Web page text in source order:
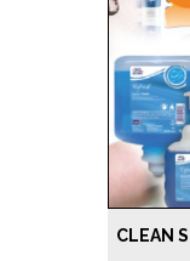
CLEAN